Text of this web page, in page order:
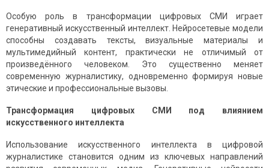
Особую роль в трансформации цифровых СМИ играет
генеративный искусственный интеллект. Нейросетевые модели
способны создавать тексты, визуальные материалы и
мультимедийный контент, практически не отличимый от
произведённого человеком. Это существенно меняет
современную журналистику, одновременно формируя новые
этические и профессиональные вызовы.
Трансформация цифровых СМИ под влиянием
искусственного интеллекта
Использование искусственного интеллекта в цифровой
журналистике становится одним из ключевых направлений